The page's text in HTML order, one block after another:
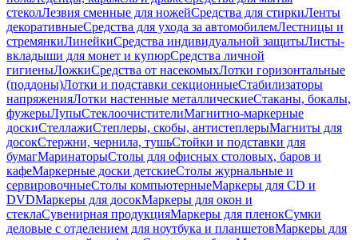
стеколЛезвия сменные для ножейСредства для стиркиЛенты
декоративныеСредства для ухода за автомобилемЛестницы и
стремянкиЛинейкиСредства индивидуальной защитыЛисты-
вкладыши для монет и купюрСредства личной
гигиеныЛожкиСредства от насекомыхЛотки горизонтальные
(поддоны)Лотки и подставки секционныеСтабилизаторы
напряженияЛотки настенные металлическиеСтаканы, бокалы,
фужерыЛупыСтеклоочистителиМагнитно-маркерные
доскиСтеллажиСтеплеры, скобы, антистеплерыМагниты для
досокСтержни, чернила, тушьСтойки и подставки для
бумагМаринаторыСтолы для офисных столовых, баров и
кафеМаркерные доски детскиеСтолы журнальные и
сервировочныеСтолы компьютерныеМаркеры для CD и
DVDМаркеры для досокМаркеры для окон и
стеклаСувенирная продукцияМаркеры для пленокСумки
деловые с отделением для ноутбука и планшетовМаркеры для